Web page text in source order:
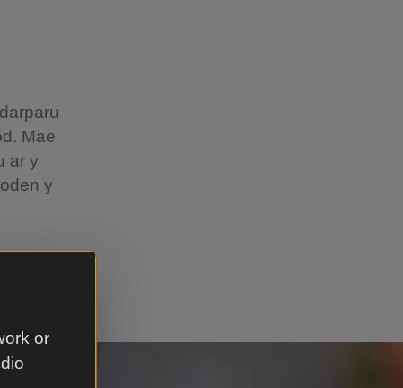
or
Mae
ar y
y